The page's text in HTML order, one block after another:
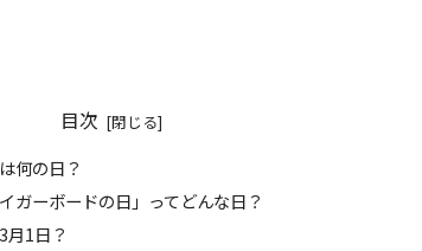
目次
何の日？
ガーボードの日」ってどんな日？
月1日？